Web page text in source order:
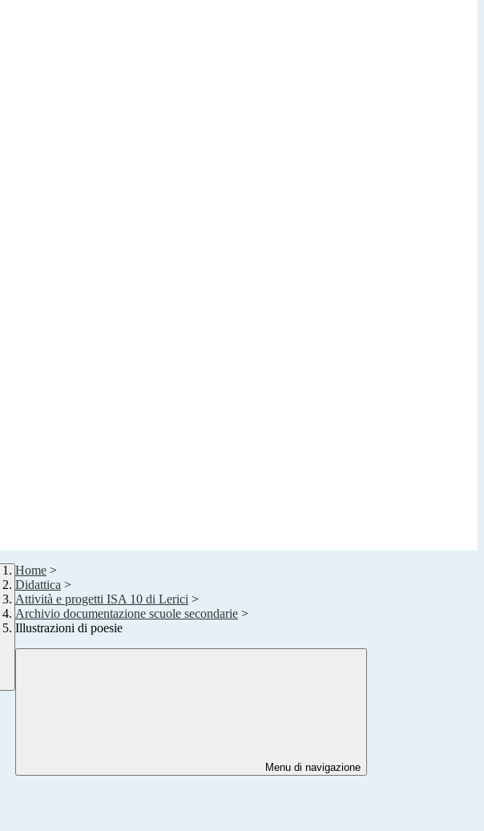
Home >
Didattica >
Attività e progetti ISA 10 di Lerici >
Archivio documentazione scuole secondarie >
Illustrazioni di poesie
Menu di navigazione